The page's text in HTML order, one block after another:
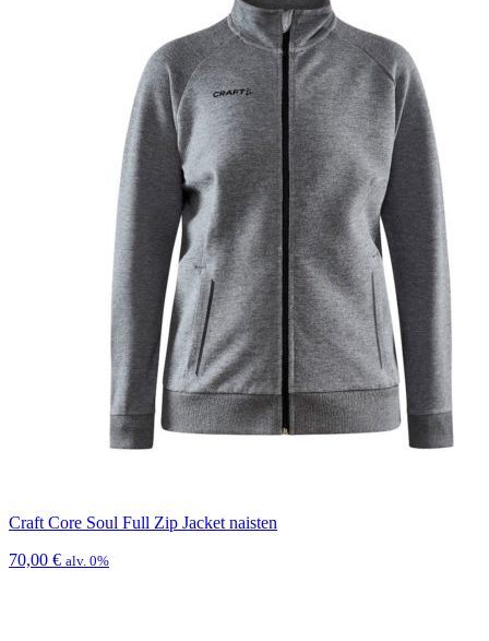
Craft Core Soul Full Zip Jacket naisten
70,00 € alv. 0%